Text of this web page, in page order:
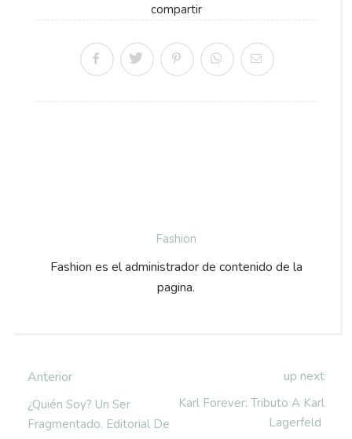
compartir
Fashion
Fashion es el administrador de contenido de la
pagina.
Anterior
¿Quién Soy? Un Ser
Fragmentado. Editorial De
up next
Karl Forever: Tributo A Karl
Lagerfeld